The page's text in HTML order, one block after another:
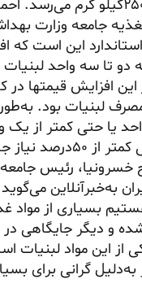
جهانی به‌بیش از ۲۵۰‌کیلو گرم
جامعه وزارت
این است که
دو تا سه‌ واحد
افزایش قیمتها
لبنیات بود.
یا حتی کمتر از یک‌
مصرف می‌کرد یعنی کمتر
خسرونیا، رئیس
به‌خبرآنلاین
بسیاری از مواد
و دیگر جایگاهی
از این مواد
به‌دلیل گرانی برای